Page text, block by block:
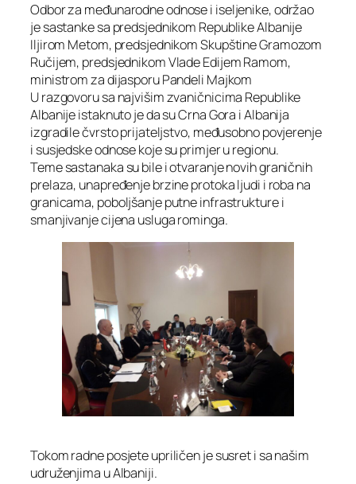
Odbor za međunarodne odnose i iseljenike, održao
je sastanke sa predsjednikom Republike Albanije
Iljirom Metom, predsjednikom Skupštine Gramozom
Ručijem, predsjednikom Vlade Edijem Ramom,
ministrom za dijasporu Pandeli Majkom
U razgovoru sa najvišim zvaničnicima Republike
Albanije istaknuto je da su Crna Gora i Albanija
izgradile čvrsto prijateljstvo, međusobno povjerenje
i susjedske odnose koje su primjer u regionu.
Teme sastanaka su bile i otvaranje novih graničnih
prelaza, unapređenje brzine protoka ljudi i roba na
granicama, poboljšanje putne infrastrukture i
smanjivanje cijena usluga rominga.
Tokom radne posjete upriličen je susret i sa našim
udruženjima u Albaniji.